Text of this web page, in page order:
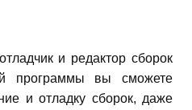
и редактор сборок
программы вы сможете
и отладку сборок, даже